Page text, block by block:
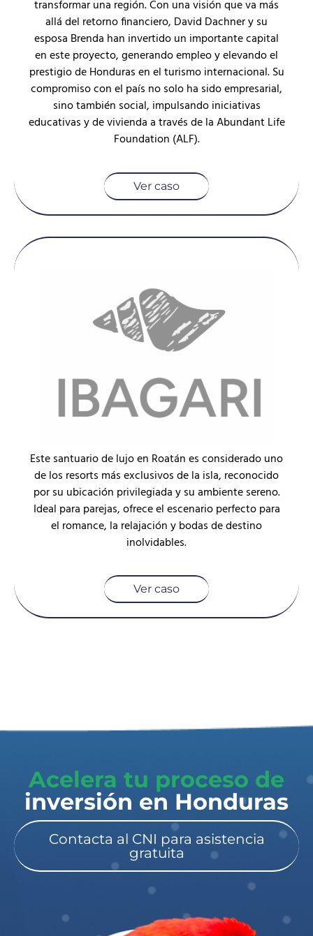
transformar una región. Con una visión que va más
allá del retorno financiero, David Dachner y su
esposa Brenda han invertido un importante capital
en este proyecto, generando empleo y elevando el
prestigio de Honduras en el turismo internacional. Su
compromiso con el país no solo ha sido empresarial,
sino también social, impulsando iniciativas
educativas y de vivienda a través de la Abundant Life
Foundation (ALF).
Ver caso
Este santuario de lujo en Roatán es considerado uno
de los resorts más exclusivos de la isla, reconocido
por su ubicación privilegiada y su ambiente sereno.
Ideal para parejas, ofrece el escenario perfecto para
el romance, la relajación y bodas de destino
inolvidables.
Ver caso
Acelera tu proceso de
inversión en Honduras​
Contacta al CNI para asistencia
gratuita